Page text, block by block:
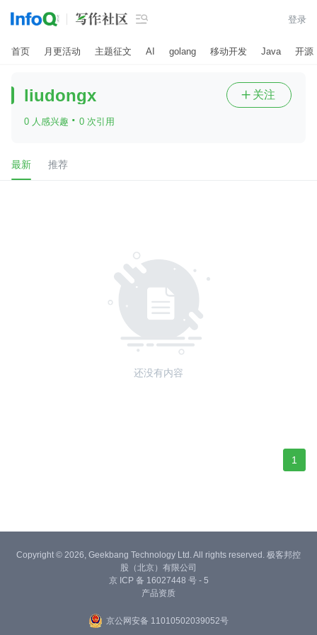
 登录
首页 月更活动 主题征文 AI golang 移动开发 Java 开源
liudongx
0 人感兴趣 · 0 次引用
 关注
最新 推荐
还没有内容
1
Copyright © 2026, Geekbang Technology Ltd. All rights reserved. 极客邦控
股（北京）有限公司
京 ICP 备 16027448 号 - 5
产品资质
京公网安备 11010502039052号